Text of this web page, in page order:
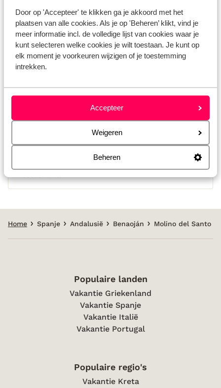
Door op 'Accepteer' te klikken ga je akkoord met het
plaatsen van alle cookies. Als je op 'Beheren’ klikt, vind je
meer informatie incl. de volledige lijst van cookies waar je
kunt selecteren welke cookies je wilt toestaan. Je kunt op
elk moment je voorkeuren wijzigen of je toestemming
intrekken.
Accepteer
Weigeren
Beheren
Locatie
Luchthaven Malaga (AGP): 117 km
Home Spanje Andalusië Benaoján Molino del Santo
Populaire landen
Vakantie Griekenland
Vakantie Spanje
Vakantie Italië
Vakantie Portugal
Populaire regio's
Vakantie Kreta